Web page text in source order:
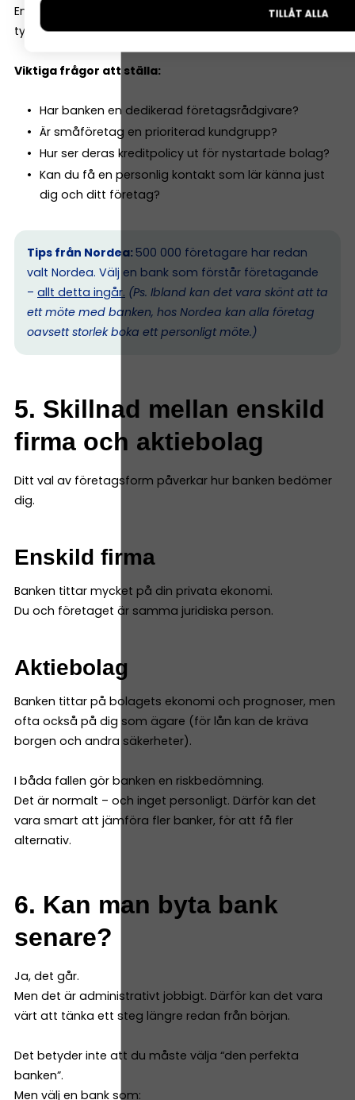
En del är starka på bolån och privatkunder. Andra har
tydligare fokus på småföretag.
Viktiga frågor att ställa:
Har banken en dedikerad företagsrådgivare?
Är småföretag en prioriterad kundgrupp?
Hur ser deras kreditpolicy ut för nystartade bolag?
Kan du få en personlig kontakt som lär känna just
dig och ditt företag?
Tips från Nordea: 500 000 företagare har redan
valt Nordea. Välj en bank som förstår företagande
– allt detta ingår. (Ps. Ibland kan det vara skönt att ta
ett möte med banken, hos Nordea kan alla företag
oavsett storlek boka ett personligt möte.)
5. Skillnad mellan enskild
firma och aktiebolag
Ditt val av företagsform påverkar hur banken bedömer
dig.
Enskild firma
Banken tittar mycket på din privata ekonomi.
Du och företaget är samma juridiska person.
Aktiebolag
Banken tittar på bolagets ekonomi och prognoser, men
ofta också på dig som ägare (för lån kan de kräva
borgen och andra säkerheter).
I båda fallen gör banken en riskbedömning.
Det är normalt – och inget personligt. Därför kan det
vara smart att jämföra fler banker, för att få fler
alternativ.
6. Kan man byta bank
senare?
Ja, det går.
Men det är administrativt jobbigt. Därför kan det vara
värt att tänka ett steg längre redan från början.
Det betyder inte att du måste välja “den perfekta
banken”.
Men välj en bank som:
TILLÅT ALLA